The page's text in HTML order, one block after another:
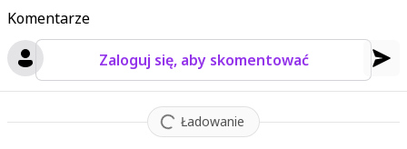
Komentarze
Zaloguj się, aby skomentować
Ładowanie